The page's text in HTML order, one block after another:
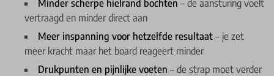
Minder scherpe hielrand bochten – de aansturing voelt
vertraagd en minder direct aan
Meer inspanning voor hetzelfde resultaat – je zet
meer kracht maar het board reageert minder
Drukpunten en pijnlijke voeten – de strap moet verder